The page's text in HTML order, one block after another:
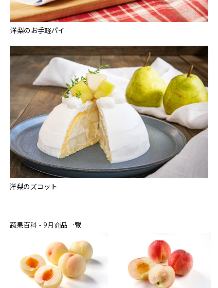
洋梨のお手軽パイ
洋梨のズコット
蔬果百科 - 9月商品一覽